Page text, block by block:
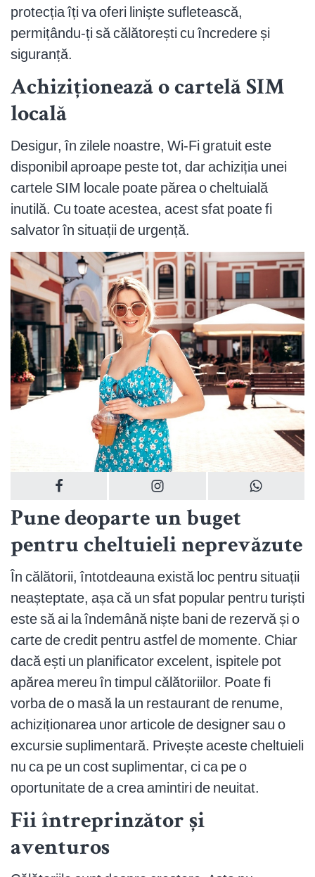
protecția îți va oferi liniște sufletească,
permițându-ți să călătorești cu încredere și
siguranță.
Achiziționează o cartelă SIM
locală
Desigur, în zilele noastre, Wi-Fi gratuit este
disponibil aproape peste tot, dar achiziția unei
cartele SIM locale poate părea o cheltuială
inutilă. Cu toate acestea, acest sfat poate fi
salvator în situații de urgență.
Pune deoparte un buget
pentru cheltuieli neprevăzute
În călătorii, întotdeauna există loc pentru situații
neașteptate, așa că un sfat popular pentru turiști
este să ai la îndemână niște bani de rezervă și o
carte de credit pentru astfel de momente. Chiar
dacă ești un planificator excelent, ispitele pot
apărea mereu în timpul călătoriilor. Poate fi
vorba de o masă la un restaurant de renume,
achiziționarea unor articole de designer sau o
excursie suplimentară. Privește aceste cheltuieli
nu ca pe un cost suplimentar, ci ca pe o
oportunitate de a crea amintiri de neuitat.
Fii întreprinzător și
aventuros